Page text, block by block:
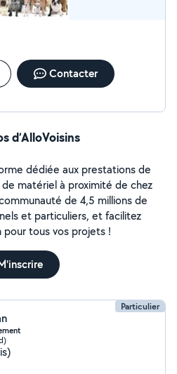
Contacter
d’AlloVoisins
dédiée aux prestations de
matériel à proximité de chez
de 4,5 millions de
et particuliers, et facilitez
tous vos projets !
Particulier